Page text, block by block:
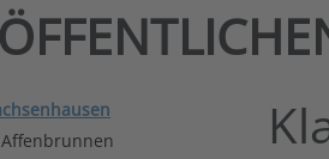
Affenbrunnen